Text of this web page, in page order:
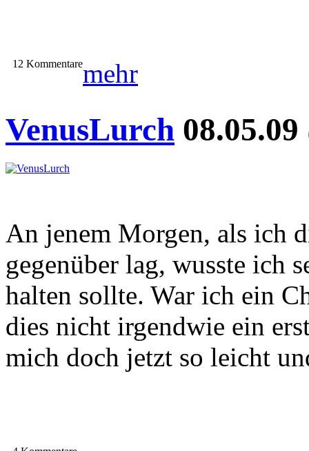
12 Kommentaremehr
VenusLurch 08.05.09
An jenem Morgen, als ich
gegenüber lag, wusste ich
halten sollte. War ich ein
dies nicht irgendwie ein
mich doch jetzt so leicht